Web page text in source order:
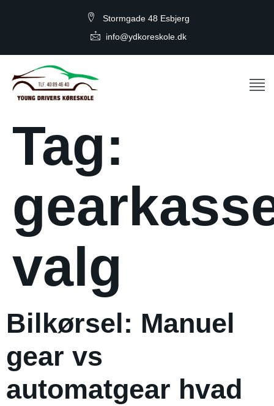
Stormgade 48 Esbjerg
info@ydkoreskole.dk
Tag:
valg
Bilkørsel: Manuel
gear vs
automatgear hvad